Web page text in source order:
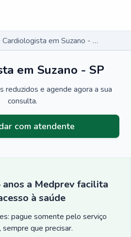
Cardiologista em Suzano - SP
em Suzano - SP
reduzidos e agende agora a sua
consulta.
com atendente
anos a Medprev facilita
à saúde
pague somente pelo serviço
sempre que precisar.